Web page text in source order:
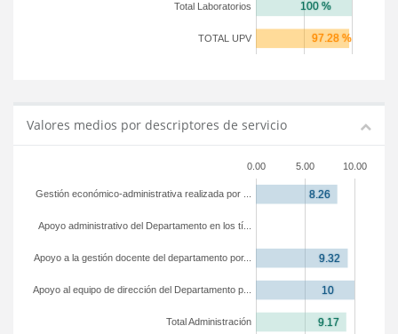
TOTAL UPV
Total Laboratorios
Valores medios por descriptores de servicio
0.00 5.00 10.00
Total Administración
Apoyo al equipo de dirección del Departamento p...
Apoyo a la gestión docente del departamento por...
Apoyo administrativo del Departamento en los tí...
Gestión económico-administrativa realizada por ...